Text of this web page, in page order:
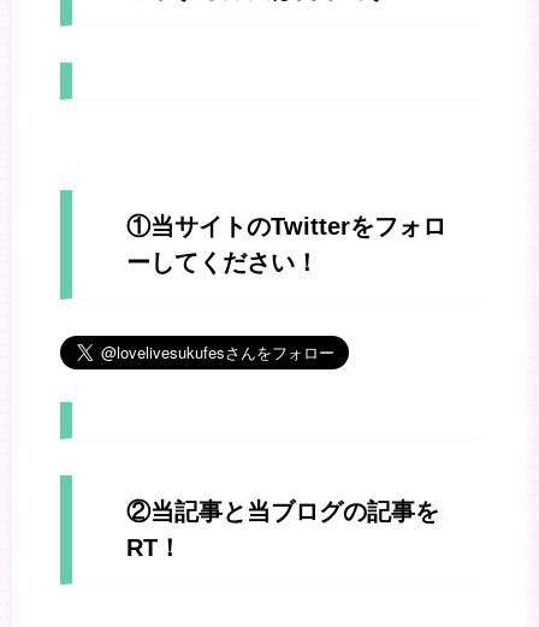
①当サイトのTwitterをフォロ
ーしてください！
②当記事と当ブログの記事を
RT！